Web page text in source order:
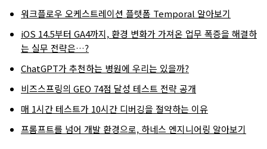
워크플로우 오케스트레이션 플랫폼 Temporal 알아보기
iOS 14.5부터 GA4까지, 환경 변화가 가져온 업무 폭증을 해결하
는 실무 전략은…?
ChatGPT가 추천하는 병원에 우리는 있을까?
비즈스프링의 GEO 74점 달성 테스트 전략 공개
매 1시간 테스트가 10시간 디버깅을 절약하는 이유
프롬프트를 넘어 개발 환경으로, 하네스 엔지니어링 알아보기